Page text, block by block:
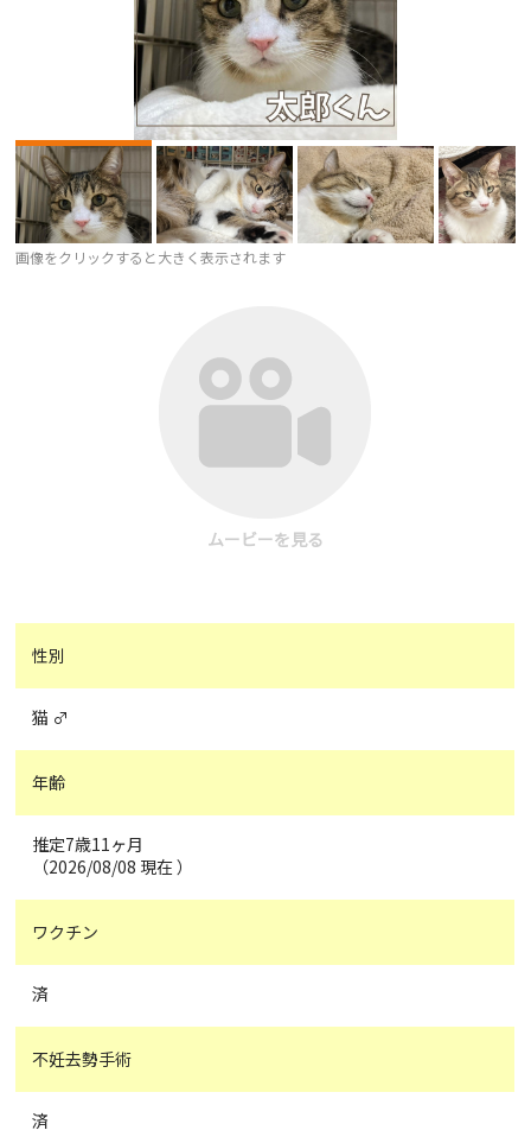
画像をクリックすると大きく表示されます
ムービーを見る
性別
猫 ♂
年齢
推定7歳11ヶ月
（2026/08/08 現在 ）
ワクチン
済
不妊去勢手術
済